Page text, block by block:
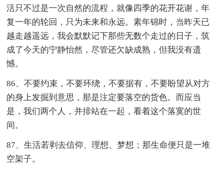
活只不过是一次自然的流程，就像四季的花开花谢，年
复一年的轮回，只为未来和永远。素年锦时，当昨天已
越走越遥远，我会默默记下那些无数个走过的日子，筑
成了今天的宁静怡然，尽管还欠缺成熟，但我没有遗
憾。
86、不要约束，不要环绕，不要据有，不要盼望从对方
的身上发掘到意思，那是注定要落空的货色。而应当
是，我们两个人，并排站在一起，看着这个落寞的世
间。
87、生活若剥去信仰、理想、梦想；那生命便只是一堆
空架子。